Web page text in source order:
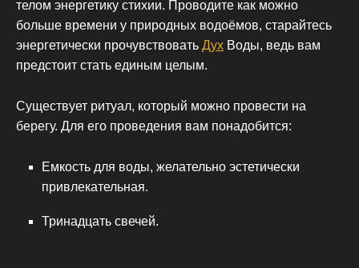
телом энергетику стихии. Проводите как можно
больше времени у природных водоёмов, старайтесь
энергетически прочувствовать Дух Воды, ведь вам
предстоит стать единым целым.
Существует ритуал, который можно провести на
берегу. Для его проведения вам понадобится:
Емкость для воды, желательно эстетически
привлекательная.
Тринадцать свечей.